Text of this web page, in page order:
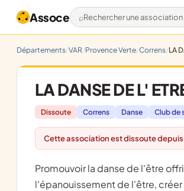
Assoce Rechercher une
Départements VAR Provence Verte Correns LA
LA DANSE DE L'
Dissoute Correns Danse Club de
Cette association est dissoute
promouvoir la danse de l'être offrir des conditions favorables au développement de la personne et à
l'épanouissement de l'être,